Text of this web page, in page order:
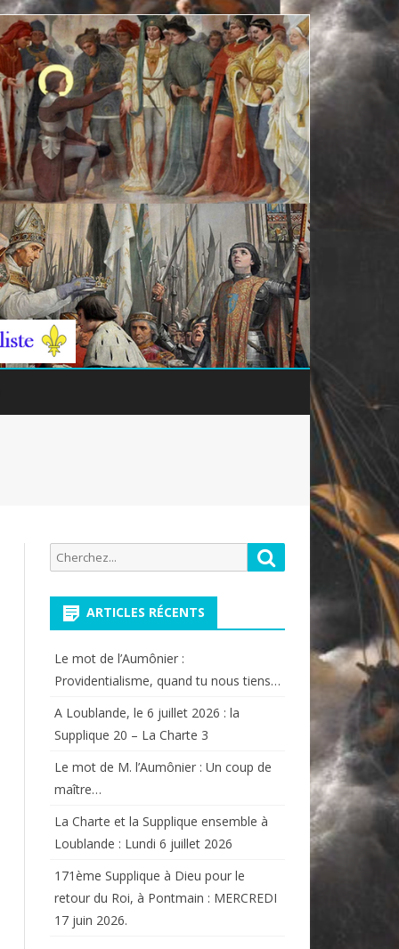
Recherche
pour:
Rechercher
ARTICLES RÉCENTS
Le mot de l’Aumônier :
Providentialisme, quand tu nous tiens…
A Loublande, le 6 juillet 2026 : la
Supplique 20 – La Charte 3
Le mot de M. l’Aumônier : Un coup de
maître…
La Charte et la Supplique ensemble à
Loublande : Lundi 6 juillet 2026
171ème Supplique à Dieu pour le
retour du Roi, à Pontmain : MERCREDI
17 juin 2026.